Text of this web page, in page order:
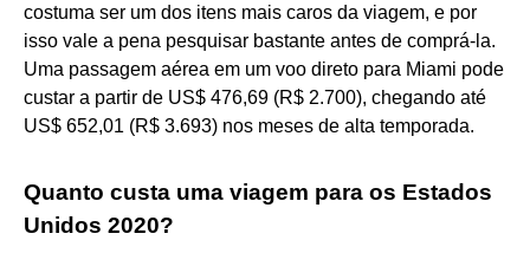
costuma ser um dos itens mais caros da viagem, e por
isso vale a pena pesquisar bastante antes de comprá-la.
Uma passagem aérea em um voo direto para Miami pode
custar a partir de US$ 476,69 (R$ 2.700), chegando até
US$ 652,01 (R$ 3.693) nos meses de alta temporada.
Quanto custa uma viagem para os Estados
Unidos 2020?